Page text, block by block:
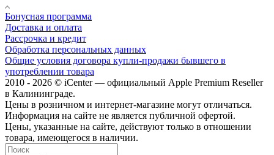
Бонусная программа
Доставка и оплата
Рассрочка и кредит
Обработка персональных данных
Общие условия договора купли-продажи бывшего в
употреблении товара
2010 - 2026 © iCenter — официальный Apple Premium Reseller
в Калининграде.
Цены в розничном и интернет-магазине могут отличаться.
Информация на сайте не является публичной офертой.
Цены, указанные на сайте, действуют только в отношении
товара, имеющегося в наличии.